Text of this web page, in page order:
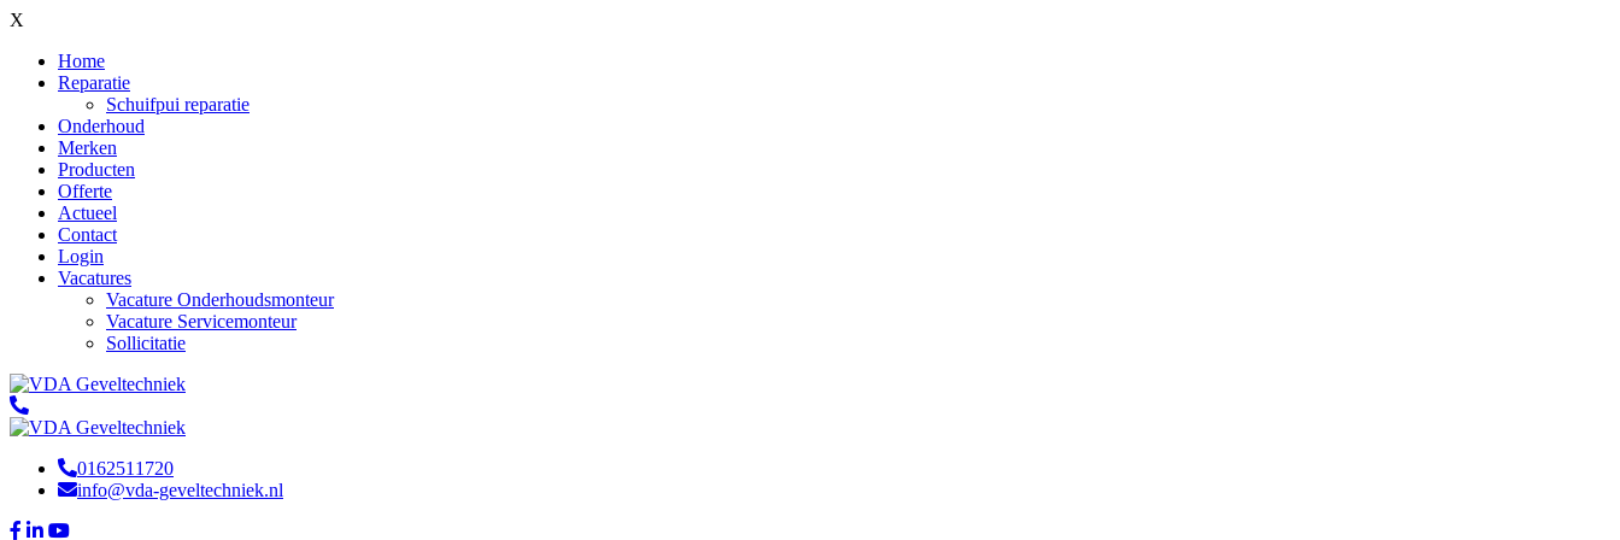
X
Home
Reparatie
Schuifpui reparatie
Onderhoud
Merken
Producten
Offerte
Actueel
Contact
Login
Vacatures
Vacature Onderhoudsmonteur
Vacature Servicemonteur
Sollicitatie
0162511720
info@vda-geveltechniek.nl